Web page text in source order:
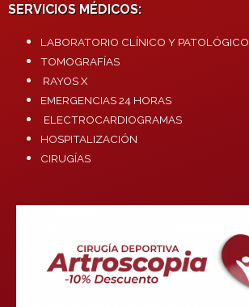
SERVICIOS MÉDICOS:
LABORATORIO CLÍNICO Y PATOLÓGICO
TOMOGRAFÍAS
RAYOS X
EMERGENCIAS 24 HORAS
ELECTROCARDIOGRAMAS
HOSPITALIZACIÓN
CIRUGÍAS